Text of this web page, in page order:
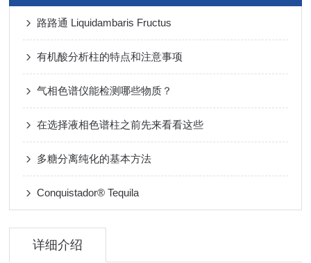
路路通 Liquidambaris Fructus
有机酸分析柱的特点和注意事项
气相色谱仪能检测哪些物质？
在选择液相色谱柱之前先来看看这些
多糖分离纯化的基本方法
Conquistador® Tequila
详细介绍